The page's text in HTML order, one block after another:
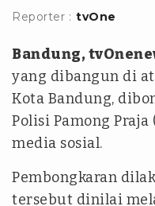
Reporter : tvOne
Bandung,
yang dibangun di
Kota Bandung,
Polisi Pamong
media sosial.
Pembongkaran
tersebut dinilai